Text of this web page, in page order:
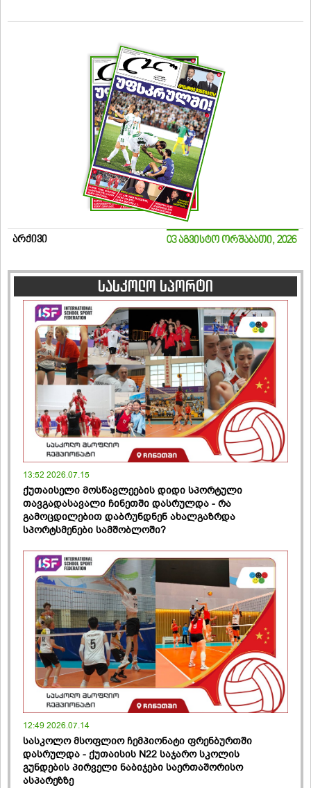
არქივი 03 აგვისტო ორშაბათი, 2026
სასკოლო სპორტი
13:52 2026.07.15
ქუთაისელი მოსწავლეების დიდი სპორტული
თავგადასავალი ჩინეთში დასრულდა - რა
გამოცდილებით დაბრუნდნენ ახალგაზრდა
სპორტსმენები სამშობლოში?
12:49 2026.07.14
სასკოლო მსოფლიო ჩემპიონატი ფრენბურთში
დასრულდა - ქუთაისის N22 საჯარო სკოლის
გუნდების პირველი ნაბიჯები საერთაშორისო
ასპარეზზე